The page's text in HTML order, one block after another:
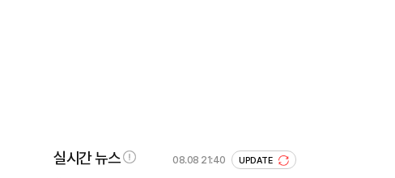
실시간 뉴스 08.08 21:40 UPDATE